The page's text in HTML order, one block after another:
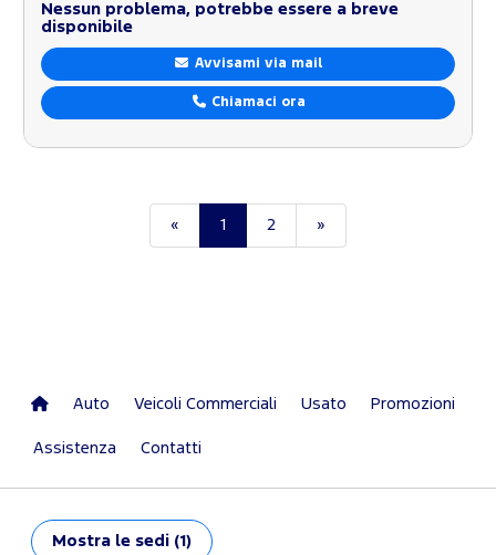
Nessun problema, potrebbe essere a breve
disponibile
Avvisami via mail
Chiamaci ora
« 1 2 »
Auto Veicoli Commerciali Usato Promozioni
Assistenza Contatti
Mostra le sedi (1)